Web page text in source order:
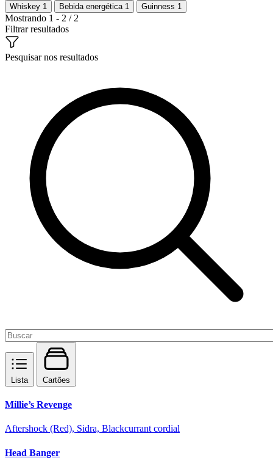
Whiskey 1 Bebida energética 1 Guinness 1
Mostrando 1 - 2 / 2
Filtrar resultados
Pesquisar nos resultados
Lista Cartões
Millie’s Revenge
Aftershock (Red), Sidra, Blackcurrant cordial
Head Banger